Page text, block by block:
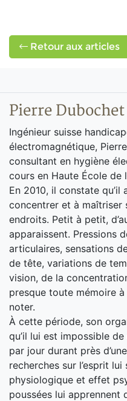
Retour aux articles
Pierre Dubochet
Ingénieur suisse
électromagnétique,
consultant en hygiène
cours en Haute École de
En 2010, il constate
concentrer et à maîtriser
endroits. Petit à petit,
apparaissent. Pressions
articulaires, sensations
de tête, variations de
vision, de la
presque toute mémoire
noter.
À cette période, son
qu’il lui est impossible
par jour durant près
recherches sur l’esprit
physiologique et effet
poussées lui apprennent